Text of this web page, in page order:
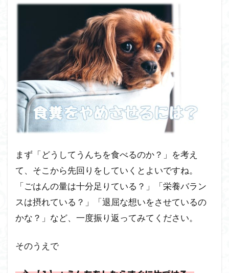
まず「どうしてうんちを食べるのか？」を考え
て、そこから先回りをしていくとよいですね。
「ごはんの量は十分足りている？」「栄養バラン
スは摂れている？」「退屈な想いをさせているの
かな？」など、一度振り返ってみてください。
そのうえで